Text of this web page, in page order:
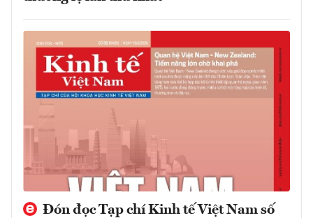
Đón đọc Tạp chí Kinh tế Việt Nam số